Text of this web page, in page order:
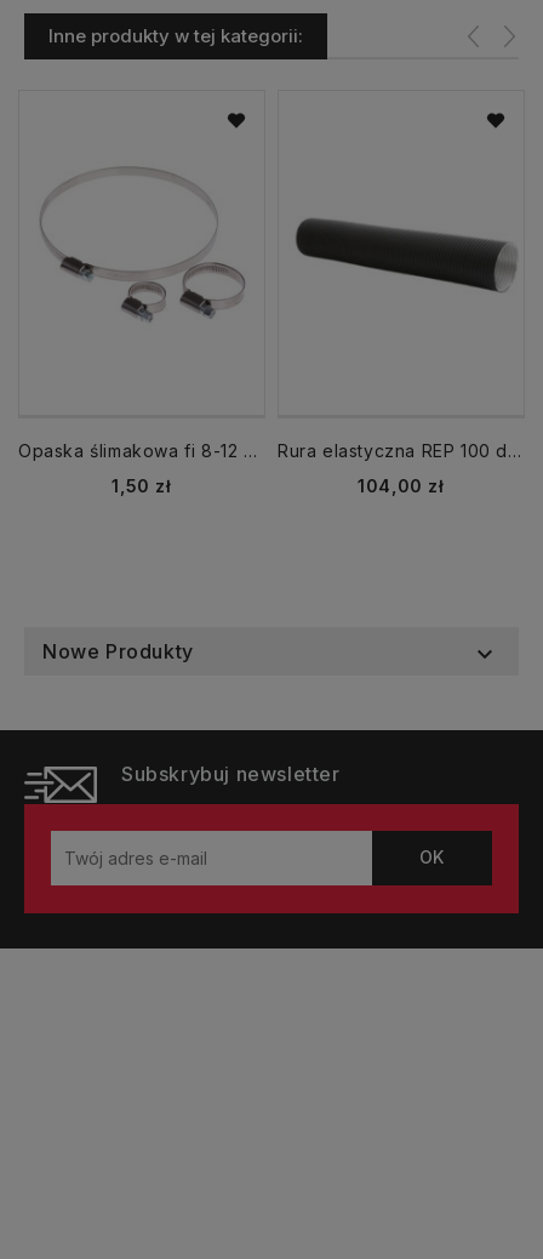
Inne produkty w tej kategorii:
Opaska ślimakowa fi 8-12 mm skręcana
Cena
1,50 zł
Rura elastyczna REP 100 dł. 1,5 m aluminiowa czarna
Cena
104,00 zł
Nowe Produkty 
Subskrybuj newsletter